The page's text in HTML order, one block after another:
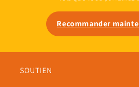
Recommander
SOUTIEN